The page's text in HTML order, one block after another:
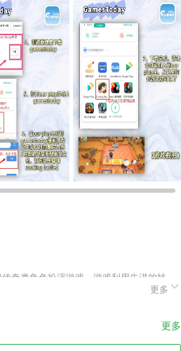
奇类角色扮演游戏，游戏利用先进的技
的视觉观赏，封神神途手游官网版v2.20.1
更多
更多